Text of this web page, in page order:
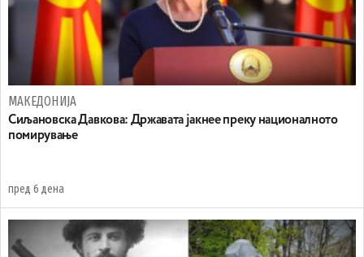
МАКЕДОНИЈА
Сиљановска Давкова: Државата јакнее преку националното
помирување
пред 6 дена